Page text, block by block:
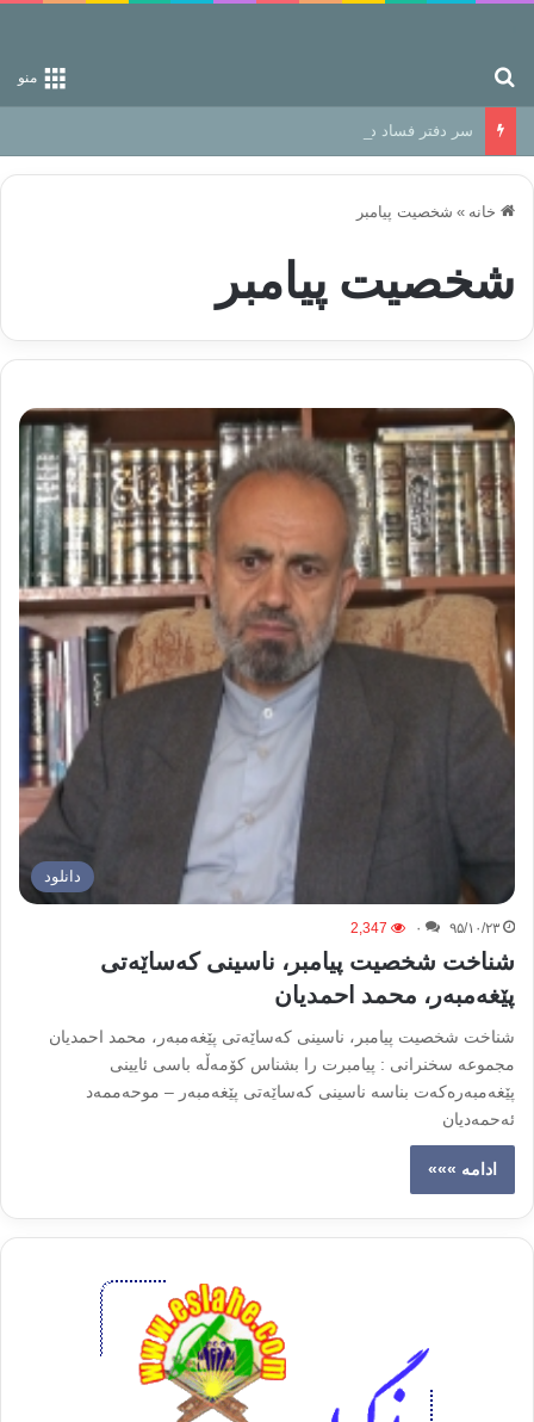
منو
سر دفتر فساد در زمین‌، دوری وکناره‌گیری از راه خداست‌!
خانه » شخصیت پیامبر
شخصیت پیامبر
دانلود
۹۵/۱۰/۲۳ ۰ 2,347
شناخت شخصیت پیامبر، ناسینی کەساێەتی
پێغەمبەر، محمد احمدیان
شناخت شخصیت پیامبر، ناسینی کەساێەتی پێغەمبەر، محمد احمدیان
مجموعه سخنرانی : پیامبرت را بشناس کۆمەڵە باسی ئایینی
پێغەمبەرەکەت بناسە ناسینی کەساێەتی پێغەمبەر – موحەممەد
ئەحمەدیان
ادامه »»»